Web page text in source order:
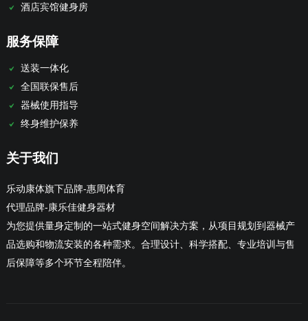
酒店宾馆健身房
服务保障
送装一体化
全国联保售后
器械使用指导
终身维护保养
关于我们
乐动康体旗下品牌-惠周体育
代理品牌-康乐佳健身器材
为您提供量身定制的一站式健身空间解决方案，从项目规划到器械产
品选购和物流安装的各种需求。合理设计、科学搭配、专业培训与售
后保障等多个环节全程陪伴。